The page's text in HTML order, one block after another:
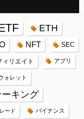
ETH
NFT SEC
ィリエイト アプリ
ォレット
ーキング
レード バイナンス